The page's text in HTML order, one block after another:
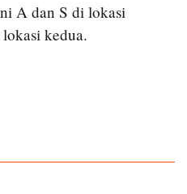
A dan S di lokasi
kedua.